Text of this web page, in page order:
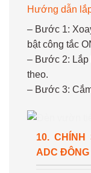
Hướng dẫn
– Bước 1:
bật công tắc
– Bước 2: Lắp
theo.
– Bước 3:
10.
ADC